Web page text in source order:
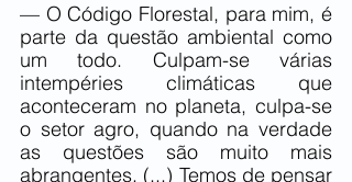
— O Código Florestal, para mim, é
parte da questão ambiental como
um todo. Culpam-se várias
intempéries climáticas que
aconteceram no planeta, culpa-se
o setor agro, quando na verdade
as questões são muito mais
abrangentes. (...) Temos de pensar